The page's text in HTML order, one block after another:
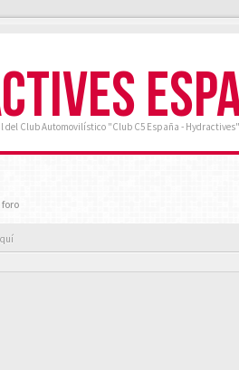
del Club Automovilístico "Club C5 España - Hydractives"